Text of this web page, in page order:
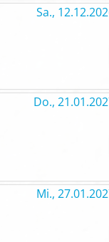
Sa.,
Do.,
Mi.,